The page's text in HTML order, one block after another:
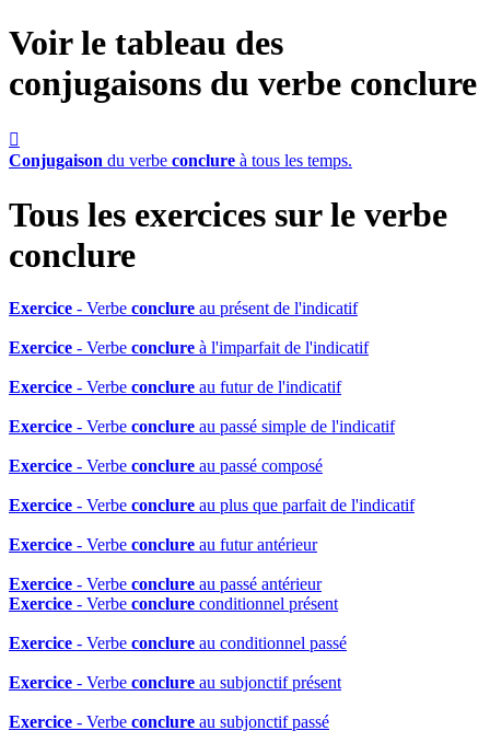
Voir le tableau des
conjugaisons du verbe conclure

Conjugaison du verbe conclure à tous les temps.
Tous les exercices sur le verbe
conclure
Exercice - Verbe conclure au présent de l'indicatif
Exercice - Verbe conclure à l'imparfait de l'indicatif
Exercice - Verbe conclure au futur de l'indicatif
Exercice - Verbe conclure au passé simple de l'indicatif
Exercice - Verbe conclure au passé composé
Exercice - Verbe conclure au plus que parfait de l'indicatif
Exercice - Verbe conclure au futur antérieur
Exercice - Verbe conclure au passé antérieur
Exercice - Verbe conclure conditionnel présent
Exercice - Verbe conclure au conditionnel passé
Exercice - Verbe conclure au subjonctif présent
Exercice - Verbe conclure au subjonctif passé